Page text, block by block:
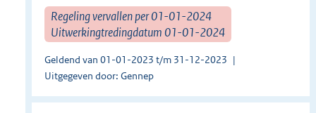
Regeling vervallen per 01-01-2024
Uitwerkingtredingdatum 01-01-2024
Geldend van 01-01-2023 t/m 31-12-2023
Uitgegeven door: Gennep